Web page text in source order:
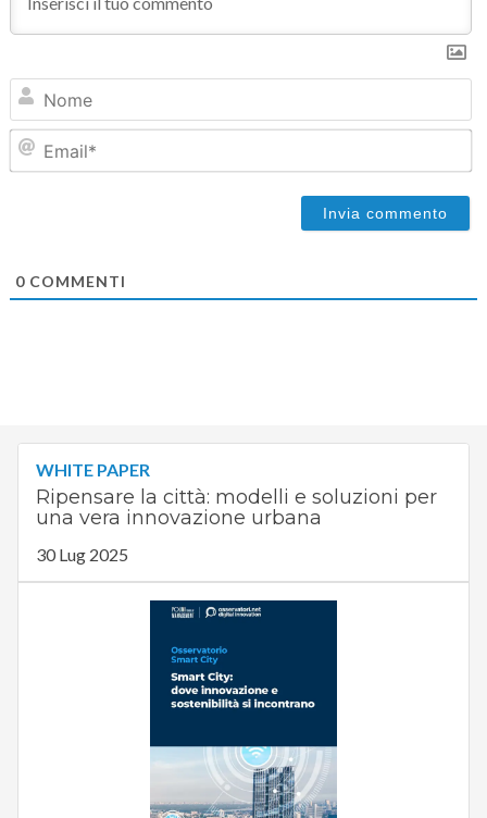
0COMMENTI
WHITE PAPER
Ripensare la città: modelli e soluzioni per
una vera innovazione urbana
30 Lug 2025